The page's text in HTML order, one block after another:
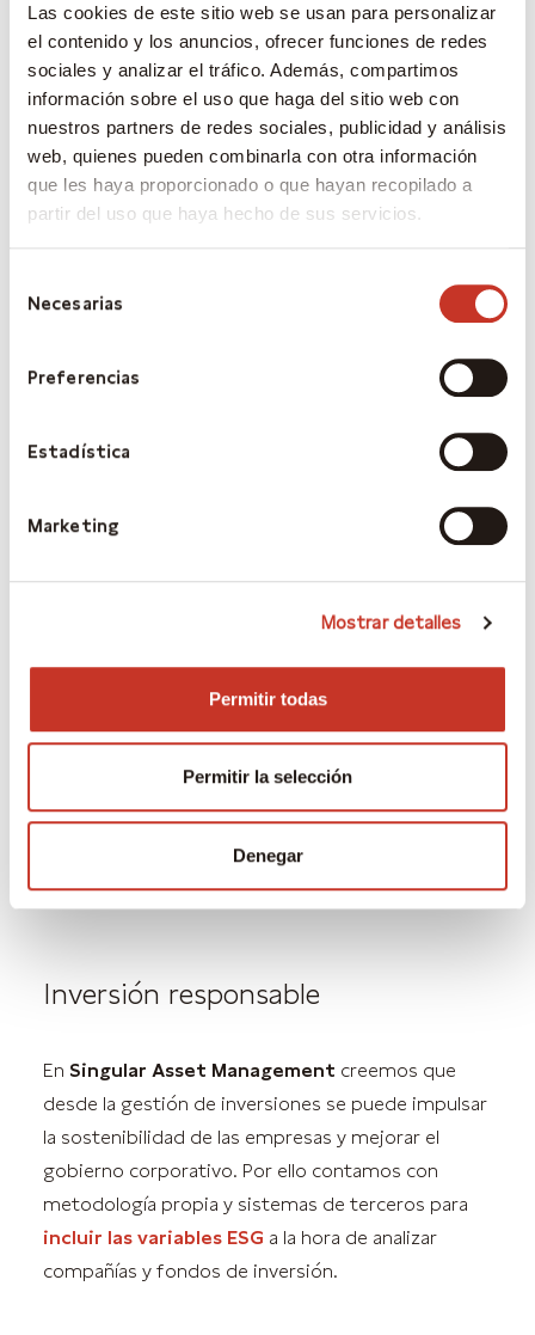
Las cookies de este sitio web se usan para personalizar
el contenido y los anuncios, ofrecer funciones de redes
sociales y analizar el tráfico. Además, compartimos
información sobre el uso que haga del sitio web con
nuestros partners de redes sociales, publicidad y análisis
web, quienes pueden combinarla con otra información
que les haya proporcionado o que hayan recopilado a
partir del uso que haya hecho de sus servicios.
Necesarias
Preferencias
Estadística
Marketing
Mostrar detalles
Permitir todas
Permitir la selección
Denegar
Inversión responsable
En Singular Asset Management creemos que
desde la gestión de inversiones se puede impulsar
la sostenibilidad de las empresas y mejorar el
gobierno corporativo. Por ello contamos con
metodología propia y sistemas de terceros para
incluir las variables ESG a la hora de analizar
compañías y fondos de inversión.